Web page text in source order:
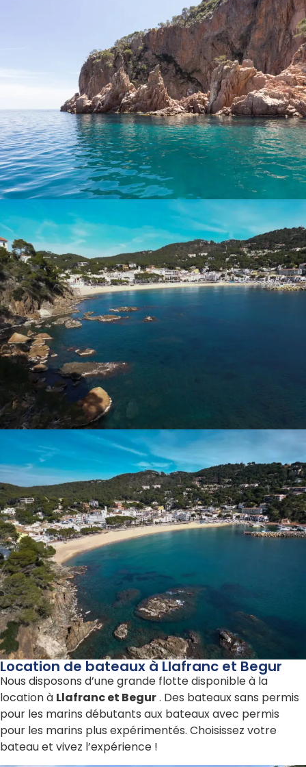
Location de bateaux à Llafranc et Begur
Nous disposons d’une grande flotte disponible à la
location à Llafranc et Begur. Des bateaux sans permis
pour les marins débutants aux bateaux avec permis
pour les marins plus expérimentés. Choisissez votre
bateau et vivez l’expérience !